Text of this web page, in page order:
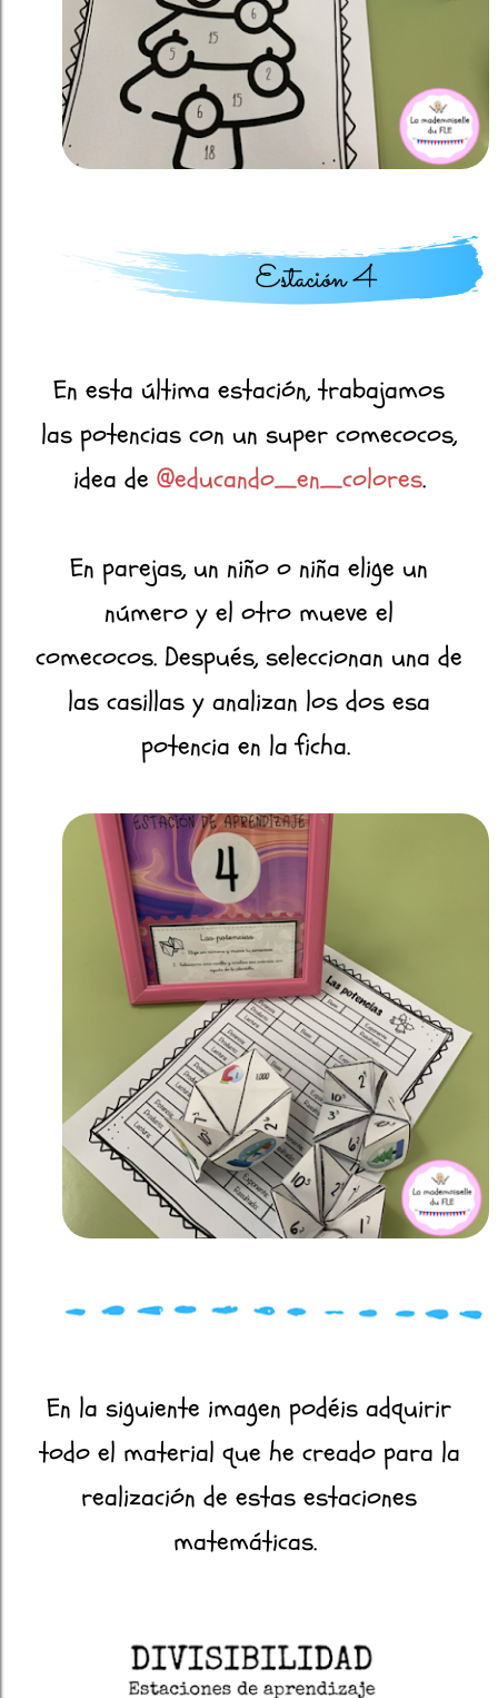
En esta última estación, trabajamos
las potencias con un super comecocos,
idea de @educando_en_colores.
En parejas, un niño o niña elige un
número y el otro mueve el
comecocos. Después, seleccionan una de
las casillas y analizan los dos esa
potencia en la ficha.
En la siguiente imagen podéis adquirir
todo el material que he creado para la
realización de estas estaciones
matemáticas.